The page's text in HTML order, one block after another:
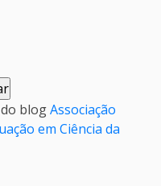
blogAssociação
em Ciência da